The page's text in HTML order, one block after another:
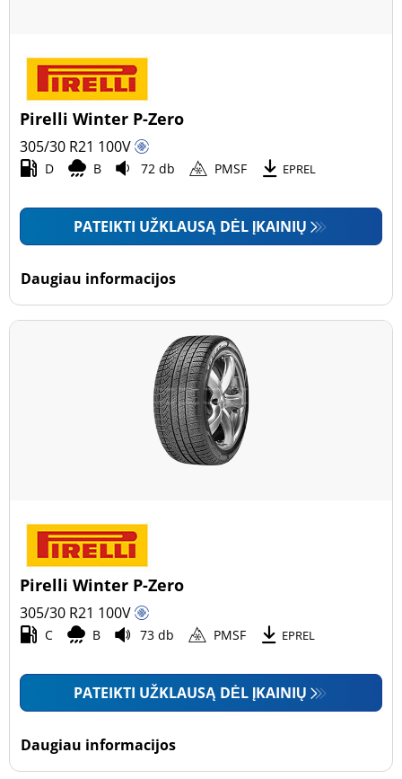
Pirelli Winter P-Zero
305/30 R21 100V
D B 72 db PMSF EPREL
PATEIKTI UŽKLAUSĄ DĖL ĮKAINIŲ
Daugiau informacijos
Pirelli Winter P-Zero
305/30 R21 100V
C B 73 db PMSF EPREL
PATEIKTI UŽKLAUSĄ DĖL ĮKAINIŲ
Daugiau informacijos